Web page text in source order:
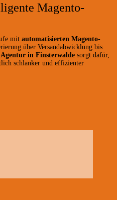
Magento-
mit automatisierten Magento-
über Versandabwicklung bis
in Finsterwalde sorgt dafür,
schlanker und effizienter